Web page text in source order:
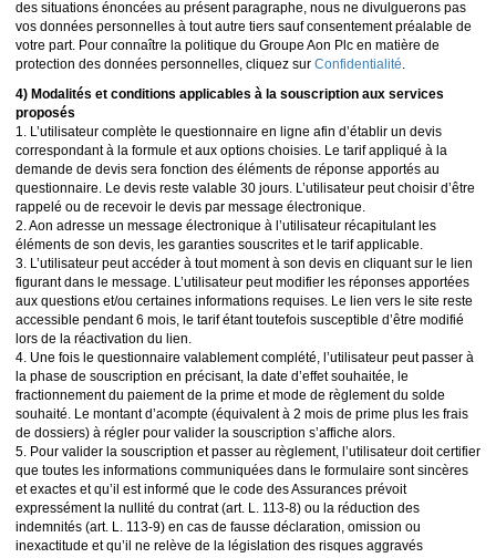
des situations énoncées au présent paragraphe, nous ne divulguerons pas
vos données personnelles à tout autre tiers sauf consentement préalable de
votre part. Pour connaître la politique du Groupe Aon Plc en matière de
protection des données personnelles, cliquez sur Confidentialité.
4) Modalités et conditions applicables à la souscription aux services
proposés
1. L’utilisateur complète le questionnaire en ligne afin d’établir un devis
correspondant à la formule et aux options choisies. Le tarif appliqué à la
demande de devis sera fonction des éléments de réponse apportés au
questionnaire. Le devis reste valable 30 jours. L’utilisateur peut choisir d’être
rappelé ou de recevoir le devis par message électronique.
2. Aon adresse un message électronique à l’utilisateur récapitulant les
éléments de son devis, les garanties souscrites et le tarif applicable.
3. L’utilisateur peut accéder à tout moment à son devis en cliquant sur le lien
figurant dans le message. L’utilisateur peut modifier les réponses apportées
aux questions et/ou certaines informations requises. Le lien vers le site reste
accessible pendant 6 mois, le tarif étant toutefois susceptible d’être modifié
lors de la réactivation du lien.
4. Une fois le questionnaire valablement complété, l’utilisateur peut passer à
la phase de souscription en précisant, la date d’effet souhaitée, le
fractionnement du paiement de la prime et mode de règlement du solde
souhaité. Le montant d’acompte (équivalent à 2 mois de prime plus les frais
de dossiers) à régler pour valider la souscription s’affiche alors.
5. Pour valider la souscription et passer au règlement, l’utilisateur doit certifier
que toutes les informations communiquées dans le formulaire sont sincères
et exactes et qu’il est informé que le code des Assurances prévoit
expressément la nullité du contrat (art. L. 113-8) ou la réduction des
indemnités (art. L. 113-9) en cas de fausse déclaration, omission ou
inexactitude et qu’il ne relève de la législation des risques aggravés